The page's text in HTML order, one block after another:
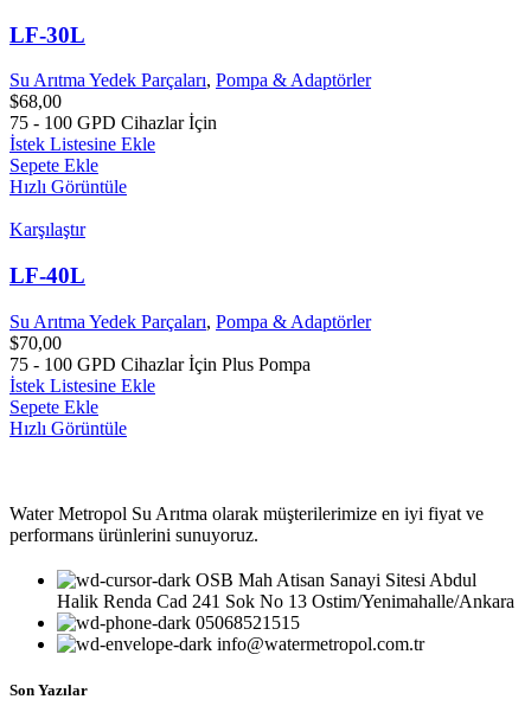
LF-30L
Su Arıtma Yedek Parçaları, Pompa & Adaptörler
$68,00
75 - 100 GPD Cihazlar İçin
İstek Listesine Ekle
Sepete Ekle
Hızlı Görüntüle
Karşılaştır
LF-40L
Su Arıtma Yedek Parçaları, Pompa & Adaptörler
$70,00
75 - 100 GPD Cihazlar İçin Plus Pompa
İstek Listesine Ekle
Sepete Ekle
Hızlı Görüntüle
Water Metropol Su Arıtma olarak müşterilerimize en iyi fiyat ve
performans ürünlerini sunuyoruz.
OSB Mah Atisan Sanayi Sitesi Abdul
Halik Renda Cad 241 Sok No 13 Ostim/Yenimahalle/Ankara
05068521515
info@watermetropol.com.tr
Son Yazılar